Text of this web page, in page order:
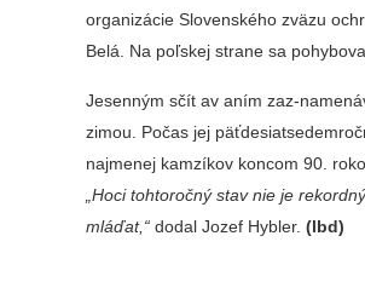
organizácie Slovenského zvä­zu
Belá. Na poľskej strane sa
Jesenným sčí­t av aním zaz-
zimou. Počas jej
najmenej kamzíkov koncom 90.
„Hoci tohtoročný stav nie je
mláďat,“dodal Jozef Hybler.(lbd)